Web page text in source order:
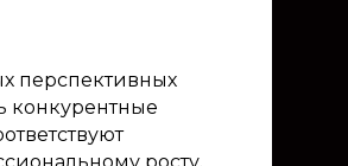
перспективных
конкурентные